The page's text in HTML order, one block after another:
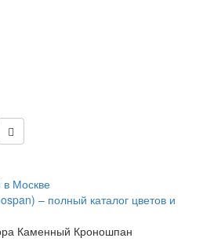
в Москве
– полный каталог цветов и
Каменный Кроношпан